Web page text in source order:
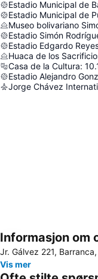
Estadio Municipal de
Estadio Municipal de
Museo bolivariano
Estadio Simón
Estadio Edgardo
Huaca de los
Casa de la Cultura:
Estadio Alejandro
Jorge Chávez
Utvid kartet
Informasjon om
Jr. Gálvez 221,
Vis mer